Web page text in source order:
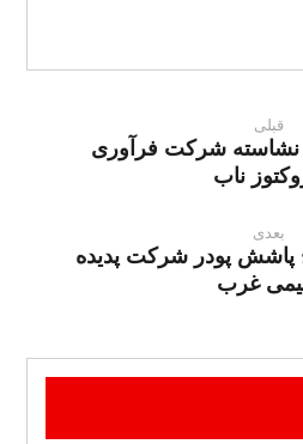
قبلی
شرکت فرآوری
ناب
بعدی
پاشش پودر شرکت پدیده
غرب